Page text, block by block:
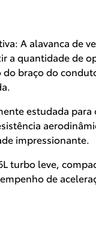
A alavanca de
a quantidade de
do braço do
estudada para
impressionante.
turbo leve,
de